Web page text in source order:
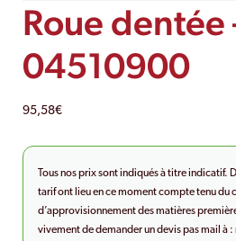
Roue dentée
04510900
95,58€
Tous nos prix sont indiqués à titre indicatif.
tarif ont lieu en ce moment compte tenu du
d’approvisionnement des matières
vivement de demander un devis pas mail à :